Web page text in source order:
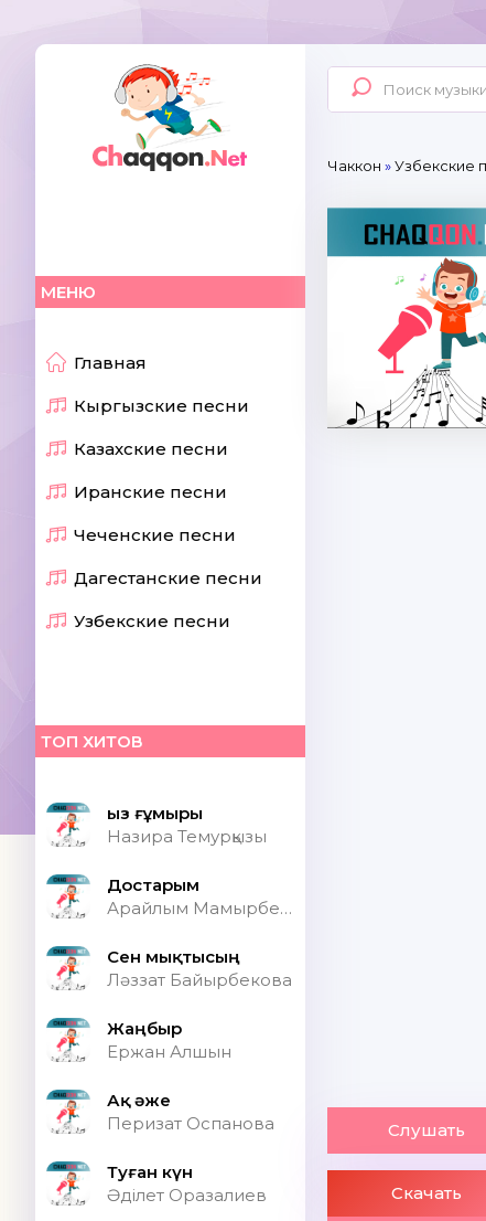
МЕНЮ
Главная
Кыргызские песни
Казахские песни
Иранские песни
Чеченские песни
Дагестанские песни
Узбекские песни
ТОП ХИТОВ
Қыз ғұмыры
Назира Темурқызы
Достарым
Арайлым Мамырбекқызы
Сен мықтысың
Ләззат Байырбекова
Жаңбыр
Ержан Алшын
Ақ әже
Перизат Оспанова
Туған күн
Әділет Оразалиев
Чаккон »Узбекские
Слушать
Скачать